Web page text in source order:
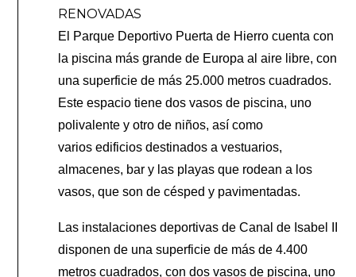
RENOVADAS
El Parque Deportivo Puerta de Hierro cuenta con
la piscina más grande de Europa al aire libre, con
una superficie de más 25.000 metros cuadrados.
Este espacio tiene dos vasos de piscina, uno
polivalente y otro de niños, así como
variosedificios destinados a vestuarios,
almacenes, bar y las playas que rodean a los
vasos, que son de césped y pavimentadas.
Las instalaciones deportivas de Canal de Isabel II
disponen de una superficie de más de 4.400
metros cuadrados, con dos vasos de piscina, uno